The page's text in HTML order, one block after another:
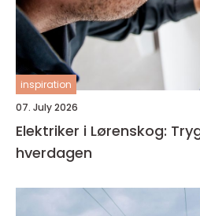
inspiration
07. July 2026
Elektriker i Lørenskog:
hverdagen